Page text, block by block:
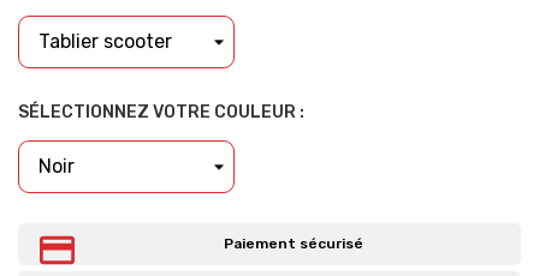
SÉLECTIONNEZ VOTRE COULEUR :
Paiement sécurisé